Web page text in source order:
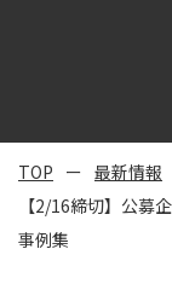
TOP 最新情報
【2/16締切】公募
事例集